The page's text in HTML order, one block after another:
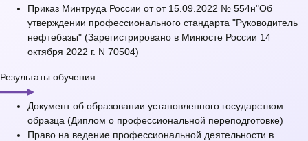
Приказ Минтруда России от от 15.09.2022 № 554н"Об
утверждении профессионального стандарта "Руководитель
нефтебазы" (Зарегистрировано в Минюсте России 14
октября 2022 г. N 70504)
Результаты обучения
Документ об образовании установленного государством
образца (Диплом о профессиональной переподготовке)
Право на ведение профессиональной деятельности в